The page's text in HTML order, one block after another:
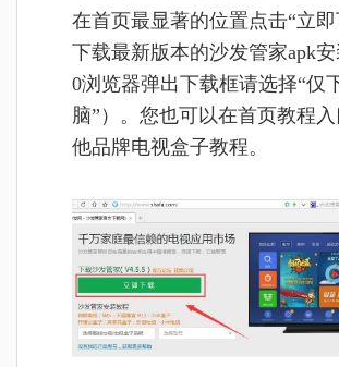
在首页最显著的位置点击“立即
下载最新版本的沙发管家apk
0浏览器弹出下载框请选择“仅
脑”） 。 您也可以在首页教程
他品牌电视盒子教程。